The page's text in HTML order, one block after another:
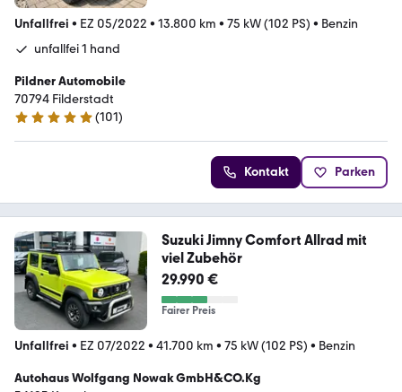
Unfallfrei • EZ 05/2022 • 13.800 km • 75 kW (102 PS) • Benzin
unfallfei 1 hand
Pildner Automobile
70794 Filderstadt
4.9 Sterne
(101)
Kontakt Parken
Suzuki Jimny Comfort Allrad mit
viel Zubehör
29.990 €
Fairer Preis
Unfallfrei • EZ 07/2022 • 41.700 km • 75 kW (102 PS) • Benzin
Autohaus Wolfgang Nowak GmbH&CO.Kg